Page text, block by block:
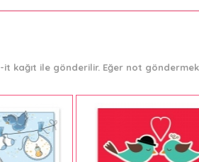
kağıt ile gönderilir. Eğer not göndermek